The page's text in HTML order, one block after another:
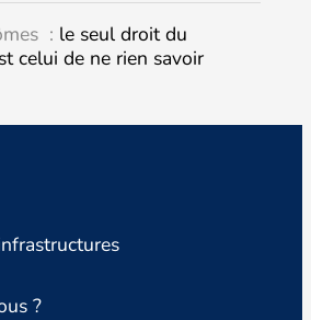
: le seul droit du
celui de ne rien savoir
?